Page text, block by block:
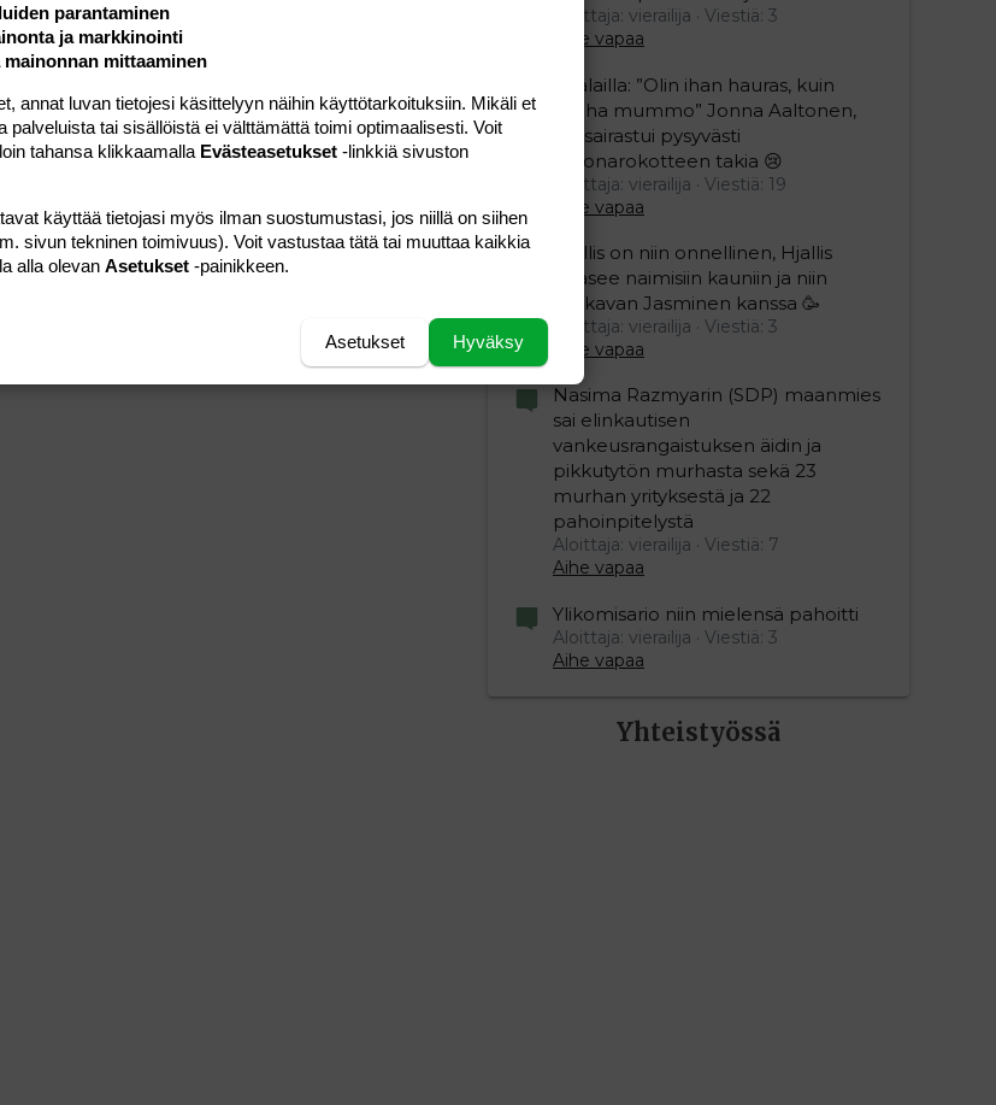
Viestiä 0
Viestiä 0
Luettu 173
27.08.2005
Minnie2
Aloittaja: vierailija
Viestiä: 3
Aihe vapaa
Sillälailla: ”Olin ihan hauras, kuin
vanha mummo” Jonna Aaltonen,
46, sairastui pysyvästi
koronarokotteen takia 😢
Aloittaja: vierailija
Viestiä: 19
Aihe vapaa
Hjallis on niin onnellinen, Hjallis
pääsee naimisiin kauniin ja niin
mukavan Jasminen kanssa 🥳
Aloittaja: vierailija
Viestiä: 3
Aihe vapaa
Nasima Razmyarin (SDP) maanmies
sai elinkautisen
vankeusrangaistuksen äidin ja
pikkutytön murhasta sekä 23
murhan yrityksestä ja 22
pahoinpitelystä
Aloittaja: vierailija
Viestiä: 7
Aihe vapaa
Ylikomisario niin mielensä pahoitti
Aloittaja: vierailija
Viestiä: 3
Aihe vapaa
Yhteistyössä
parantaminen
ja markkinointi
mainonnan mittaaminen
annat luvan tietojesi käsittelyyn näihin käyttötarkoituksiin. Mikäli et
palveluista tai sisällöistä ei välttämättä toimi optimaalisesti. Voit
tahansa klikkaamalla Evästeasetukset -linkkiä sivuston
käyttää tietojasi myös ilman suostumustasi, jos niillä on siihen
sivun tekninen toimivuus). Voit vastustaa tätä tai muuttaa kaikkia
alla olevan Asetukset -painikkeen.
Hyväksy
Asetukset